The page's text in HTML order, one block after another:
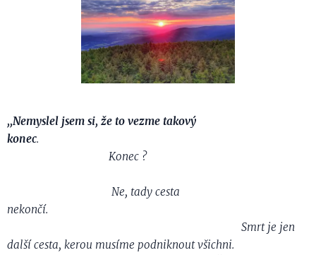
,,Nemyslel jsem si, že to vezme takový
konec.
Konec ?
Ne, tady cesta
nekončí.
Smrt je jen
další cesta, kerou musíme podniknout všichni.